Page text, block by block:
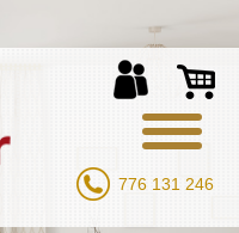
776 131 246